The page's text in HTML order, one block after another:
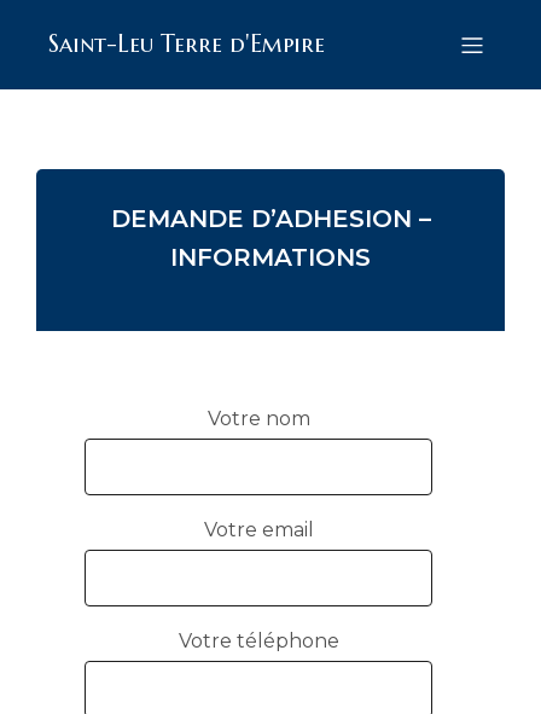
Saint-Leu Terre d'Empire
DEMANDE D’ADHESION –
INFORMATIONS
Votre nom
Votre email
Votre téléphone